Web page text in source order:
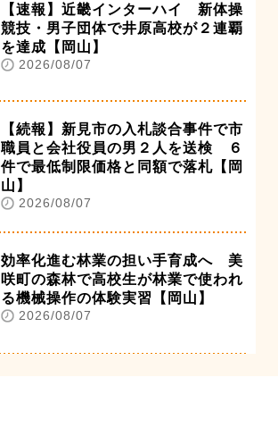
【速報】近畿インターハイ 新体操
競技・男子団体で井原高校が２連覇
を達成【岡山】
2026/08/07
【続報】新見市の入札談合事件で市
職員と会社役員の男２人を送検 ６
件で最低制限価格と同額で落札【岡
山】
2026/08/07
効率化進む林業の担い手育成へ 美
咲町の森林で高校生が林業で使われ
る機械操作の体験実習【岡山】
2026/08/07